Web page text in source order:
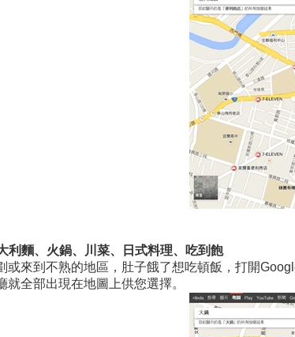
利麵、火鍋、川菜、日式料理、吃到飽
或來到不熟的地區，肚子餓了想吃頓飯，打開
就全部出現在地圖上供您選擇。